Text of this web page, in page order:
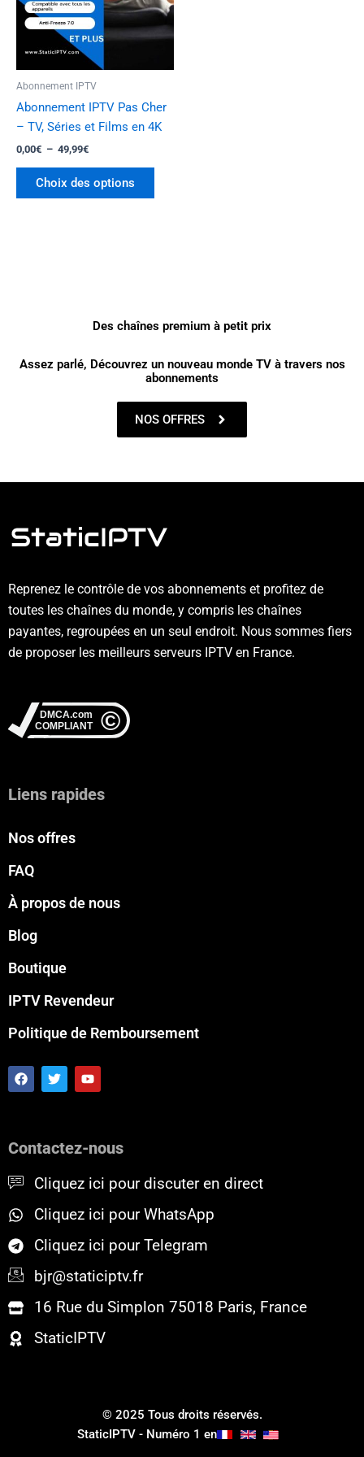
Abonnement IPTV
Abonnement IPTV Pas Cher
– TV, Séries et Films en 4K
0,00€ – 49,99€
Choix des options
Les
options
sur
la
Des chaînes premium à petit prix
Assez parlé, Découvrez un nouveau monde TV à travers nos
abonnements
NOS OFFRES
Reprenez le contrôle de vos abonnements et profitez de
toutes les chaînes du monde, y compris les chaînes
payantes, regroupées en un seul endroit. Nous sommes fiers
de proposer les meilleurs serveurs IPTV en France.
Liens rapides
Nos offres
FAQ
À propos de nous
Blog
Boutique
IPTV Revendeur
Politique de Remboursement
F
a
c
o
T
w
i
r
Y
o
u
e
Contactez-nous
Cliquez ici pour discuter en direct
Cliquez ici pour WhatsApp
Cliquez ici pour Telegram
bjr@staticiptv.fr
16 Rue du Simplon 75018 Paris, France
StaticIPTV
© 2025 Tous droits réservés.
StaticIPTV - Numéro 1 en